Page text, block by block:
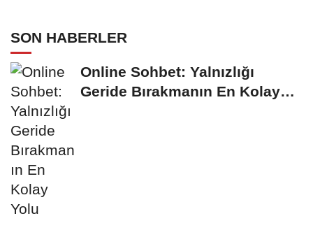
SON HABERLER
Online Sohbet: Yalnızlığı
Geride Bırakmanın En Kolay